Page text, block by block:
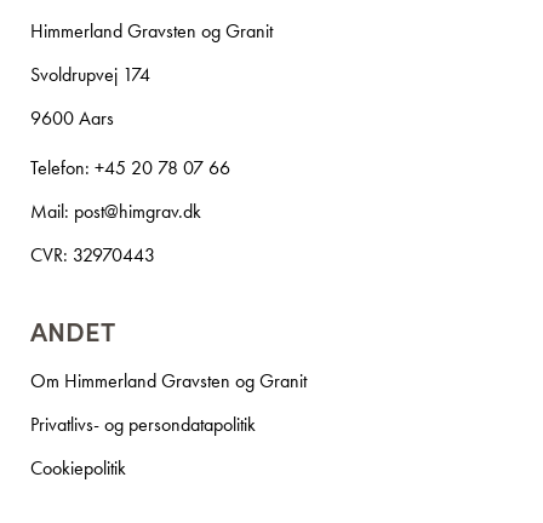
Himmerland Gravsten og Granit
Svoldrupvej 174
9600 Aars
Telefon: +45 20 78 07 66
Mail: post@himgrav.dk
CVR: 32970443
ANDET
Om Himmerland Gravsten og Granit
Privatlivs- og persondatapolitik
Cookiepolitik